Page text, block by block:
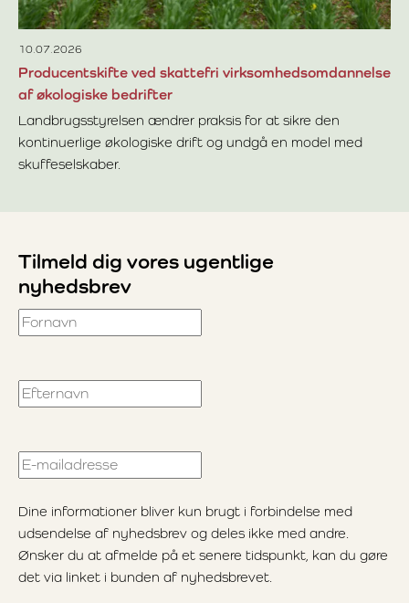
10.07.2026
Producentskifte ved skattefri virksomhedsomdannelse
af økologiske bedrifter
Landbrugsstyrelsen ændrer praksis for at sikre den
kontinuerlige økologiske drift og undgå en model med
skuffeselskaber.
Tilmeld dig vores ugentlige
nyhedsbrev
Fornavn
Efternavn
E-mailadresse
Dine informationer bliver kun brugt i forbindelse med
udsendelse af nyhedsbrev og deles ikke med andre.
Ønsker du at afmelde på et senere tidspunkt, kan du gøre
det via linket i bunden af nyhedsbrevet.